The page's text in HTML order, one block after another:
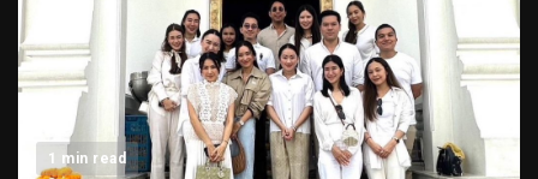
1 min read